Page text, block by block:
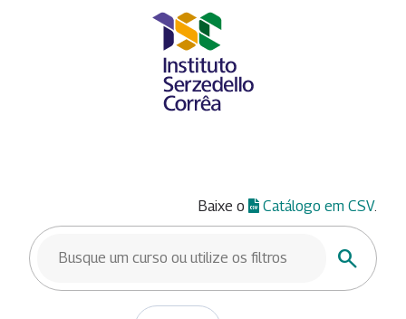
Baixe o Catálogo em CSV.
BUSCAR CURSOS
Buscar